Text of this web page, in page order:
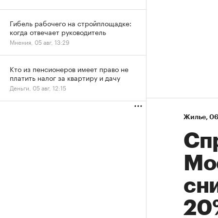
Жилье⁠,
Гибель рабочего на стройплощадке:
когда отвечает руководитель
Мнения, 05 авг, 13:29
Кто из пенсионеров имеет право не
платить налог за квартиру и дачу
Деньги, 05 авг, 12:15